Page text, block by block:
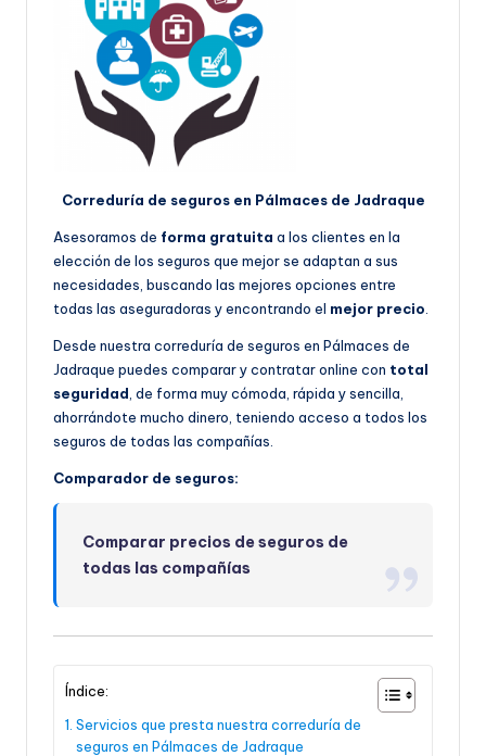
Correduría de seguros en Pálmaces de Jadraque
Asesoramos de forma gratuita a los clientes en la
elección de los seguros que mejor se adaptan a sus
necesidades, buscando las mejores opciones entre
todas las aseguradoras y encontrando el mejor precio.
Desde nuestra correduría de seguros en Pálmaces de
Jadraque puedes comparar y contratar online con total
seguridad, de forma muy cómoda, rápida y sencilla,
ahorrándote mucho dinero, teniendo acceso a todos los
seguros de todas las compañías.
Comparador de seguros:
Comparar precios de seguros de
todas las compañías
Índice:
Servicios que presta nuestra correduría de
seguros en Pálmaces de Jadraque